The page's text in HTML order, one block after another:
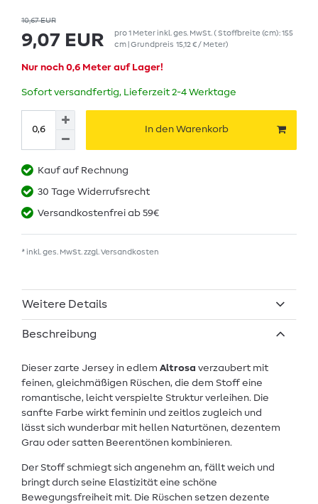
10,67 EUR
9,07 EUR pro1 Meterinkl. ges. MwSt. ( Stoffbreite (cm): 155
cm | Grundpreis 15,12 € / Meter)
Nur noch 0,6 Meter auf Lager!
Sofort versandfertig, Lieferzeit 2-4 Werktage
In den Warenkorb
Kauf auf Rechnung
30 Tage Widerrufsrecht
Versandkostenfrei ab 59€
* inkl. ges. MwSt. zzgl. Versandkosten
Weitere Details
Beschreibung
Dieser zarte Jersey in edlem Altrosa verzaubert mit
feinen, gleichmäßigen Rüschen, die dem Stoff eine
romantische, leicht verspielte Struktur verleihen. Die
sanfte Farbe wirkt feminin und zeitlos zugleich und
lässt sich wunderbar mit hellen Naturtönen, dezentem
Grau oder satten Beerentönen kombinieren.
Der Stoff schmiegt sich angenehm an, fällt weich und
bringt durch seine Elastizität eine schöne
Bewegungsfreiheit mit. Die Rüschen setzen dezente